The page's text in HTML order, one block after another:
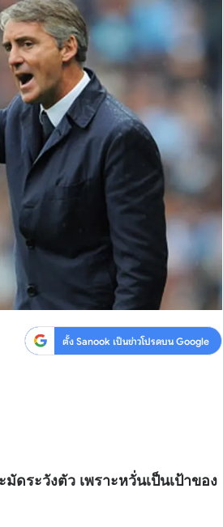
เที่ยว-กิน
Tasteful Thailand
Sanook Choice
ตั้ง Sanook เป็นข่าวโปรดบน Google
ดระวังตัว เพราะหวั่นเป็นเป้าของ